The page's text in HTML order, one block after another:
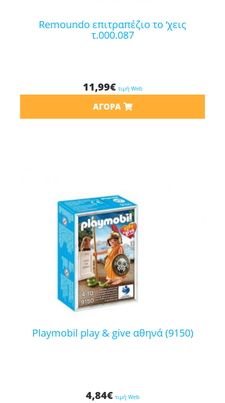
remoundo επιτραπέζιο το ‘χεις
τ.000.087
11,99€ τιμή Web
ΑΓΟΡΆ
playmobil play & give αθηνά (9150)
4,84€ τιμή Web